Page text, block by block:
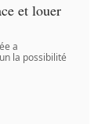
et louer
a
la possibilité